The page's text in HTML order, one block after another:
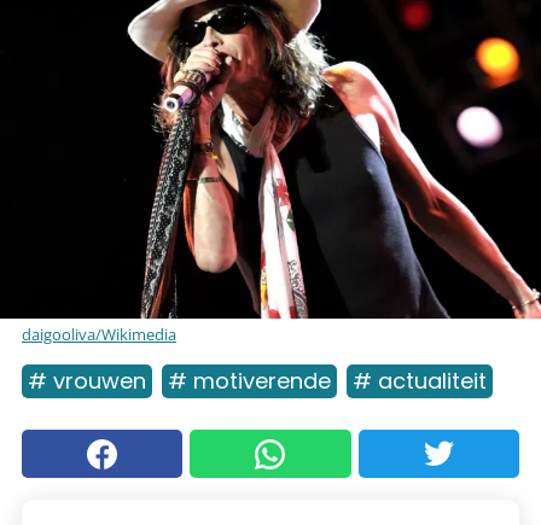
daigooliva/Wikimedia
# vrouwen # motiverende # actualiteit